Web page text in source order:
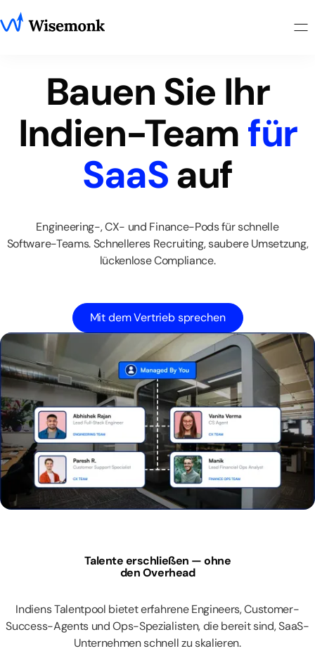
Bauen Sie Ihr
Indien-Team für
SaaSauf
Engineering-,CX- und Finance-Podsfürschnelle
Software-Teams.Schnelleres Recruiting,saubere Umsetzung,
lückenloseCompliance.
Mit dem Vertrieb sprechen
Talente erschließen — ohne
den Overhead
Indiens Talentpool bietet erfahrene Engineers, Customer-
Success-Agents und Ops-Spezialisten, die bereit sind, SaaS-
Unternehmen schnell zu skalieren.